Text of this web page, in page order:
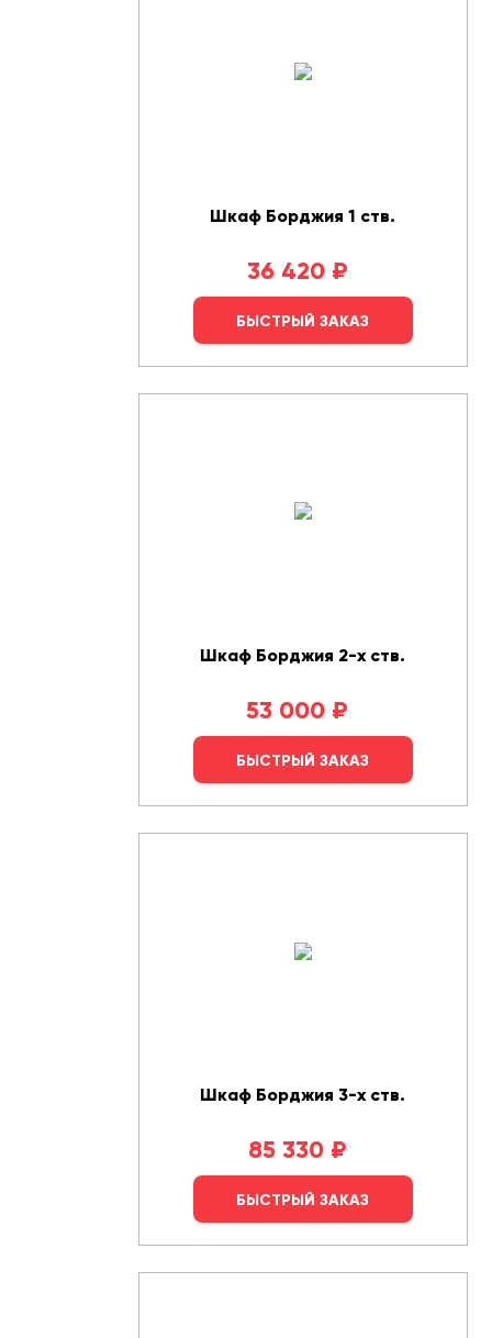
Шкаф Борджия 1 ств.
36 420 ₽
БЫСТРЫЙ ЗАКАЗ
Шкаф Борджия 2-х ств.
53 000 ₽
БЫСТРЫЙ ЗАКАЗ
Шкаф Борджия 3-х ств.
85 330 ₽
БЫСТРЫЙ ЗАКАЗ